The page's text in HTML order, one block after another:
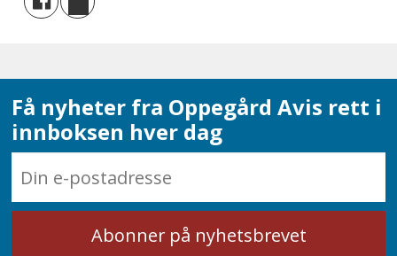
Få nyheter fra Oppegård Avis rett i
innboksen hver dag